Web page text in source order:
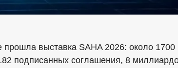
выставка SAHA 2026: около 1700
подписанных соглашения, 8